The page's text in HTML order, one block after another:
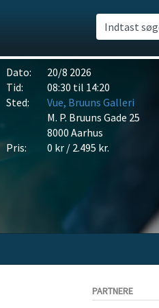
Indtast
Dato:
20/8 2026
Tid:
08:30 til 14:20
Sted:
Vue, Bruuns Galleri
M. P. Bruuns Gade 25
8000 Aarhus
Pris:
0 kr / 2.495 kr.
PARTNERE